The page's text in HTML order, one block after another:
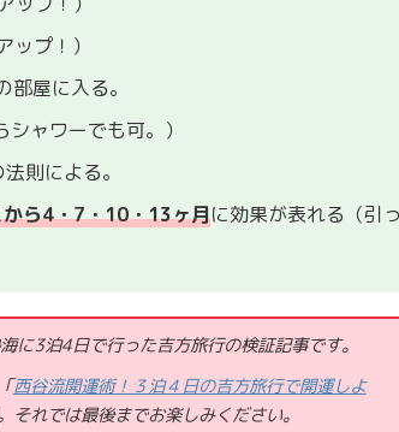
プ！）
屋に入る。
ャワーでも可。）
法則による。
ら4・7・10・13ヶ月に効果が表れる（引っ
3泊4日で行った吉方旅行の検証記事です。
西谷流開運術！３泊４日の吉方旅行で開運しよ
それでは最後までお楽しみください。